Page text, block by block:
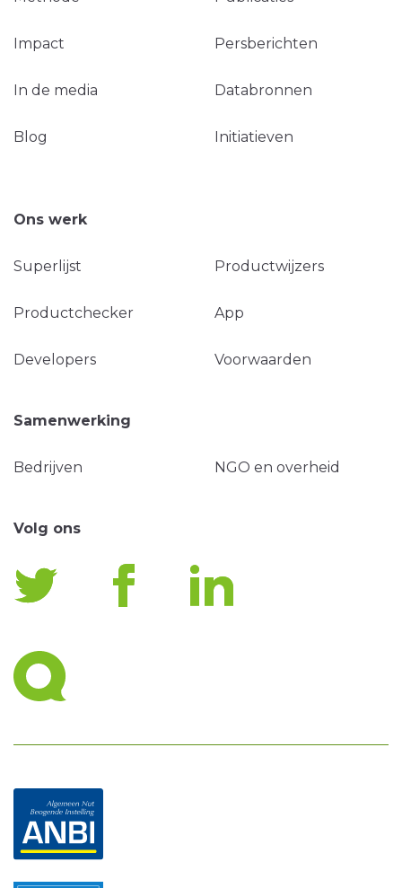
Impact Persberichten
In de media Databronnen
Blog Initiatieven
Ons werk
Superlijst Productwijzers
Productchecker App
Developers Voorwaarden
Samenwerking
Bedrijven NGO en overheid
Volg ons